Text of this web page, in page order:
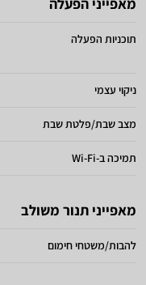
תוכניות הפעלה
ניקוי עצמי
מצב שבת/פלטת שבת
תמיכה ב-Wi-Fi
מאפייני תנור משולב
להבות/משטחי חימום